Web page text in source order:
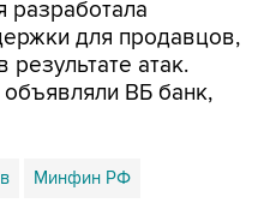
атак.
ВБ банк,